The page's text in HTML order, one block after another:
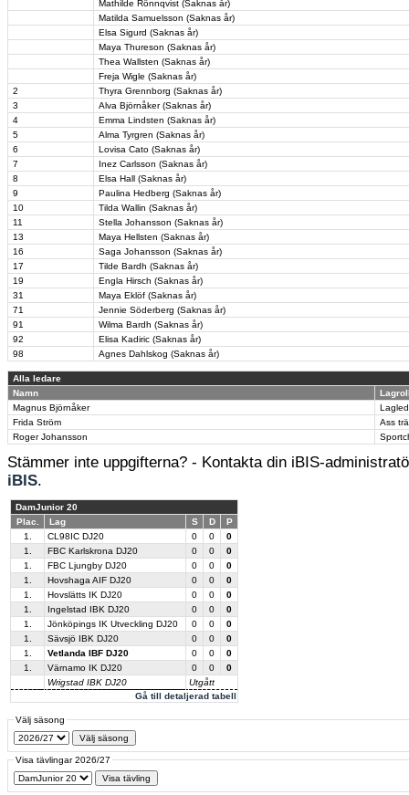
Mathilde Rönnqvist (Saknas år)
Matilda Samuelsson (Saknas år)
Elsa Sigurd (Saknas år)
Maya Thureson (Saknas år)
Thea Wallsten (Saknas år)
Freja Wigle (Saknas år)
2
Thyra Grennborg (Saknas år)
3
Alva Björnåker (Saknas år)
4
Emma Lindsten (Saknas år)
5
Alma Tyrgren (Saknas år)
6
Lovisa Cato (Saknas år)
7
Inez Carlsson (Saknas år)
8
Elsa Hall (Saknas år)
9
Paulina Hedberg (Saknas år)
10
Tilda Wallin (Saknas år)
11
Stella Johansson (Saknas år)
13
Maya Hellsten (Saknas år)
16
Saga Johansson (Saknas år)
17
Tilde Bardh (Saknas år)
19
Engla Hirsch (Saknas år)
31
Maya Eklöf (Saknas år)
71
Jennie Söderberg (Saknas år)
91
Wilma Bardh (Saknas år)
92
Elisa Kadiric (Saknas år)
98
Agnes Dahlskog (Saknas år)
Alla ledare
Namn
Magnus Björnåker
Frida Ström
Ass
Roger Johansson
Stämmer inte uppgifterna? - Kontakta din iBIS-
iBIS.
DamJunior 20
Plac.
Lag S D P
Gå till detaljerad tabell
1. CL98IC DJ20 0 0
0
1.
FBC Karlskrona DJ20 0 0
0
1.
FBC Ljungby DJ20 0 0
0
1.
Hovshaga AIF DJ20 0 0
0
1.
Hovslätts IK DJ20 0 0
0
1.
Ingelstad IBK DJ20 0 0
0
1.
Jönköpings IK Utveckling DJ20 0 0
0
1.
Sävsjö IBK DJ20 0 0
0
1.
Vetlanda IBF DJ20 0 0
0
1.
Värnamo IK DJ20 0 0
0
Wrigstad IBK DJ20
Utgått
Välj säsong
Visa tävlingar 2026/27